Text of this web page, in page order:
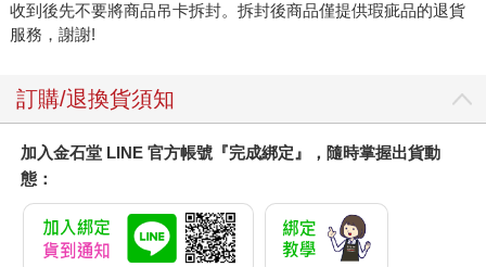
收到後先不要將商品吊卡拆封。拆封後商品僅提供瑕疵品的退貨
服務，謝謝!
訂購/退換貨須知
加入金石堂 LINE 官方帳號『完成綁定』，隨時掌握出貨動
態：